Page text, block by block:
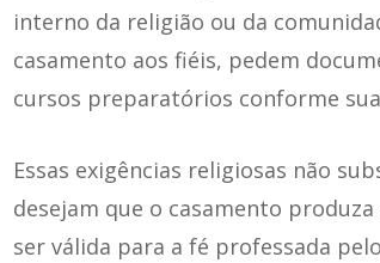
interno da religião ou da
casamento aos fiéis, pedem
cursos preparatórios conforme
Essas exigências religiosas não
desejam que o casamento
ser válida para a fé professada